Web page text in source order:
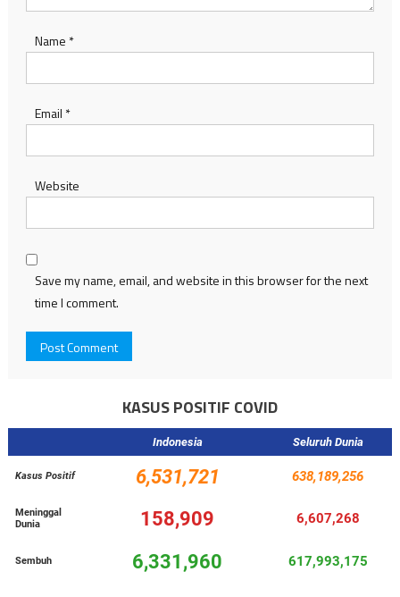
Name *
Email *
Website
Save my name, email, and website in this browser for the next
time I comment.
KASUS POSITIF COVID